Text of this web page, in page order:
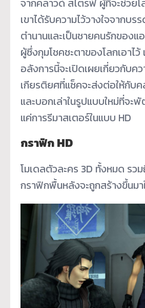
เขาได้รับความไว้วางใจจากบร
ตำนานและเป็นชายคนรักของแ
ผู้ซึ่งกุมโชคชะตาของโลกเอาไว้
อลังการนี้จะเปิดเผยเกี่ยวกับค
เกียรติยศที่แซ็คจะส่งต่อให้กับ
และบอกเล่าในรูปแบบใหม่ที่จะ
แค่การรีมาสเตอร์ในแบบ HD
กราฟิก HD
โมเดลตัวละคร 3D ทั้งหมด รวม
กราฟิกพื้นหลังจะถูกสร้างขึ้นม